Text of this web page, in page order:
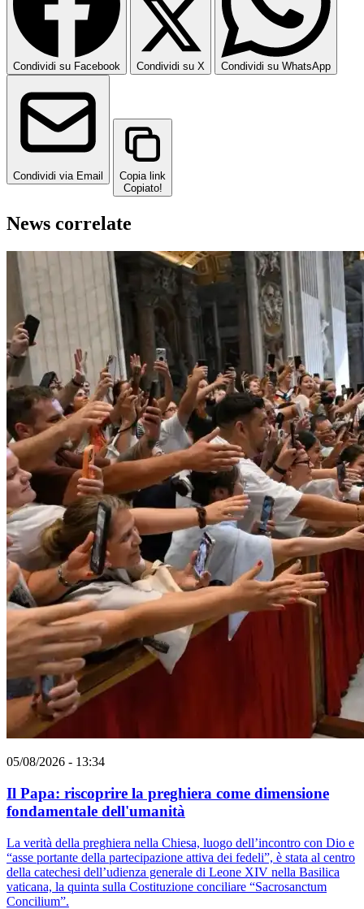
Condividi su Facebook Condividi su X Condividi su WhatsApp
Condividi via Email
Copia link
Copiato!
News correlate
05/08/2026 - 13:34
Il Papa: riscoprire la preghiera come dimensione
fondamentale dell'umanità
La verità della preghiera nella Chiesa, luogo dell’incontro con Dio e
“asse portante della partecipazione attiva dei fedeli”, è stata al centro
della catechesi dell’udienza generale di Leone XIV nella Basilica
vaticana, la quinta sulla Costituzione conciliare “Sacrosanctum
Concilium”.